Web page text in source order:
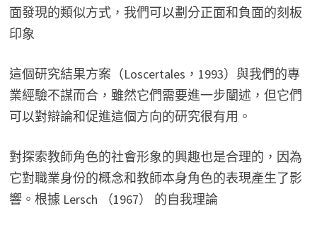
面發現的類似方式，我們可以劃分正面和負面的刻板
印象
這個研究結果方案（Loscertales，1993）與我們的專
業經驗不謀而合，雖然它們需要進一步闡述，但它們
可以對辯論和促進這個方向的研究很有用。
對探索教師角色的社會形象的興趣也是合理的，因為
它對職業身份的概念和教師本身角色的表現產生了影
響。根據 Lersch （1967） 的自我理論